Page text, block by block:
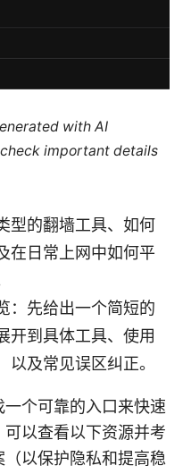
with AI
important details
型的翻墙工具、如何
在日常上网中如何平
：先给出一个简短的
开到具体工具、使用
及常见误区纠正。
个可靠的入口来快速
以查看以下资源并考
以保护隐私和提高稳